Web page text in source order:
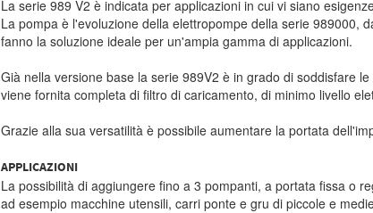
La serie 989 V2 è indicata per applicazioni in cui vi siano
La pompa è l'evoluzione della elettropompe della serie 989000,
fanno la soluzione ideale per un'ampia gamma di applicazioni.
Già nella versione base la serie 989V2 è in grado di soddisfare
viene fornita completa di filtro di caricamento, di minimo livello
Grazie alla sua versatilità è possibile aumentare la portata
APPLICAZIONI
La possibilità di aggiungere fino a 3 pompanti, a portata fissa o
ad esempio macchine utensili, carri ponte e gru di piccole e